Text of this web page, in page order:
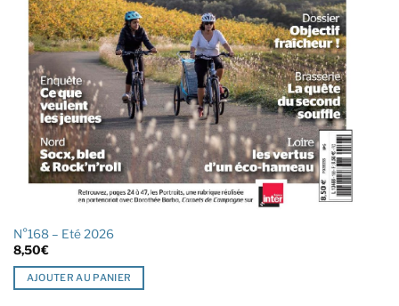
N°168 – Eté 2026
8,50€
AJOUTER AU PANIER